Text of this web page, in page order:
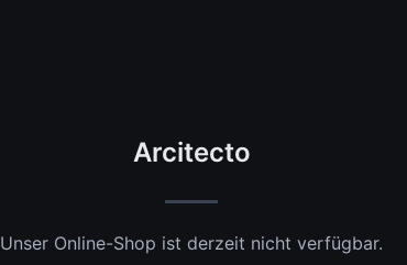
Arcitecto
Unser Online-Shop ist derzeit nicht verfügbar.